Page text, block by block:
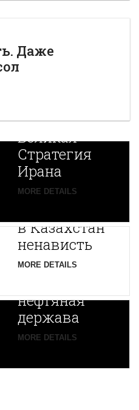
Даже
Новая
Великая
Стратегия
Ирана
MORE DETAILS
Путин
в Казахстан
ненависть
MORE DETAILS
Центральной
Азии
зарождается
нефтяная
держава
MORE DETAILS